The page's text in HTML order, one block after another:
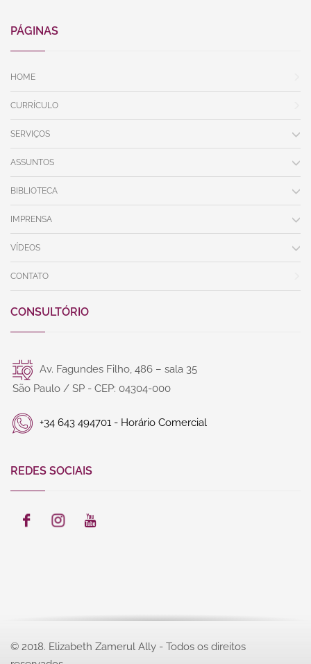
PÁGINAS
HOME
CURRÍCULO
SERVIÇOS
ASSUNTOS
BIBLIOTECA
IMPRENSA
VÍDEOS
CONTATO
CONSULTÓRIO
Av. Fagundes Filho, 486 – sala 35
São Paulo / SP - CEP: 04304-000
+34 643 494701 - Horário Comercial
REDES SOCIAIS
© 2018. Elizabeth Zamerul Ally - Todos os direitos